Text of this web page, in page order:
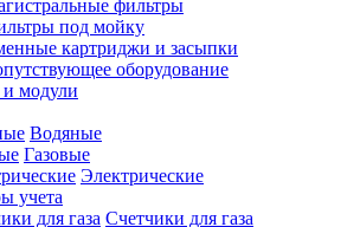
фильтры
под мойку
картриджи и засыпки
оборудование
и модули
Водяные
Газовые
Электрические
учета
Счетчики для газа